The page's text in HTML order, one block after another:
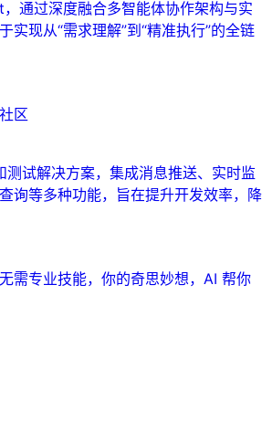
通过深度融合多智能体协作架构与实
实现从“需求理解”到“精准执行”的全链
区
测试解决方案，集成消息推送、实时监
询等多种功能，旨在提升开发效率，降
需专业技能，你的奇思妙想，AI 帮你